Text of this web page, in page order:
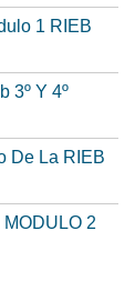
1 RIEB
3º Y 4º
De La RIEB
2